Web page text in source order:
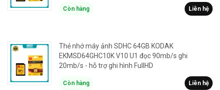
Còn hàng Liên hệ
Thẻ nhớ máy ảnh SDHC 64GB KODAK
EKMSD64GHC10K V10 U1 đọc 90mb/s ghi
20mb/s - hỗ trợ ghi hình FullHD
Còn hàng Liên hệ